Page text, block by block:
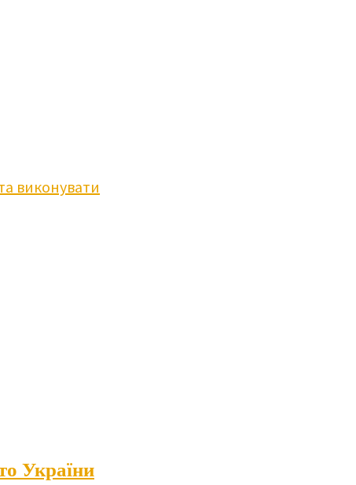
виконувати
України